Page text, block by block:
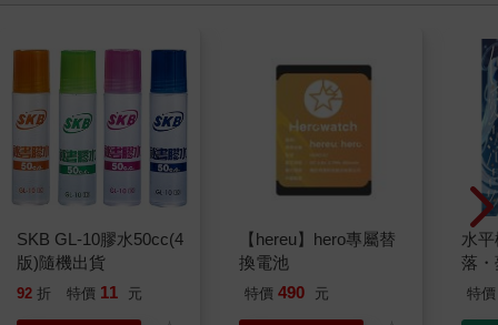
SKB GL-10膠水50cc(4
版)隨機出貨
92 折 特價 11 元
【hereu】hero專屬替
換電池
特價 490 元
水
落
特價